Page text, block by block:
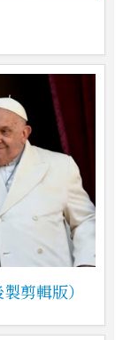
剪輯版）